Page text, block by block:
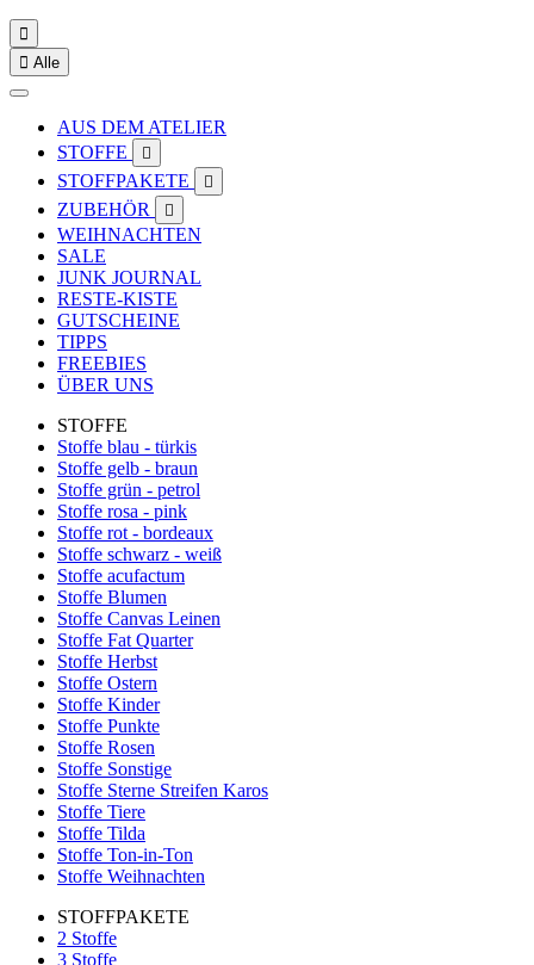

 Alle
AUS DEM ATELIER
STOFFE

STOFFPAKETE 
ZUBEHÖR 
WEIHNACHTEN
SALE
JUNK JOURNAL
RESTE-KISTE
GUTSCHEINE
TIPPS
FREEBIES
ÜBER UNS
STOFFE
Stoffe blau - türkis
Stoffe gelb - braun
Stoffe grün - petrol
Stoffe rosa - pink
Stoffe rot - bordeaux
Stoffe schwarz - weiß
Stoffe acufactum
Stoffe Blumen
Stoffe Canvas Leinen
Stoffe Fat Quarter
Stoffe Herbst
Stoffe Ostern
Stoffe Kinder
Stoffe Punkte
Stoffe Rosen
Stoffe Sonstige
Stoffe Sterne Streifen Karos
Stoffe Tiere
Stoffe Tilda
Stoffe Ton-in-Ton
Stoffe Weihnachten
STOFFPAKETE
2 Stoffe
3 Stoffe